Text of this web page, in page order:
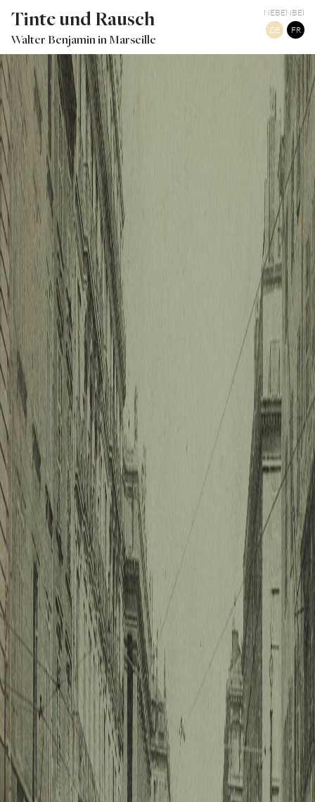
Tinte und Rausch
Walter Benjamin in Marseille
NEBENBEI
DE
FR